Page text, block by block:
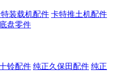
装载机配件 卡特推土机配件
盘零件
铃配件 纯正久保田配件 纯正